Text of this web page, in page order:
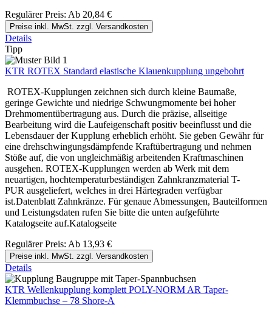
Regulärer Preis: Ab 20,84 €
Preise inkl. MwSt. zzgl. Versandkosten
Details
Tipp
KTR ROTEX Standard elastische Klauenkupplung ungebohrt
ROTEX-Kupplungen zeichnen sich durch kleine Baumaße,
geringe Gewichte und niedrige Schwungmomente bei hoher
Drehmomentübertragung aus. Durch die präzise, allseitige
Bearbeitung wird die Laufeigenschaft positiv beeinflusst und die
Lebensdauer der Kupplung erheblich erhöht. Sie geben Gewähr für
eine drehschwingungsdämpfende Kraftübertragung und nehmen
Stöße auf, die von ungleichmäßig arbeitenden Kraftmaschinen
ausgehen. ROTEX-Kupplungen werden ab Werk mit dem
neuartigen, hochtemperaturbeständigen Zahnkranzmaterial T-
PUR ausgeliefert, welches in drei Härtegraden verfügbar
ist.Datenblatt Zahnkränze. Für genaue Abmessungen, Bauteilformen
und Leistungsdaten rufen Sie bitte die unten aufgeführte
Katalogseite auf.Katalogseite
Regulärer Preis: Ab 13,93 €
Preise inkl. MwSt. zzgl. Versandkosten
Details
KTR Wellenkupplung komplett POLY-NORM AR Taper-
Klemmbuchse – 78 Shore-A